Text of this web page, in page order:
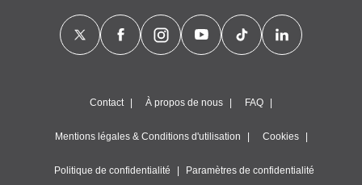
Contact À propos de nous FAQ
Mentions légales & Conditions d'utilisation Cookies
Politique de confidentialité Paramètres de confidentialité